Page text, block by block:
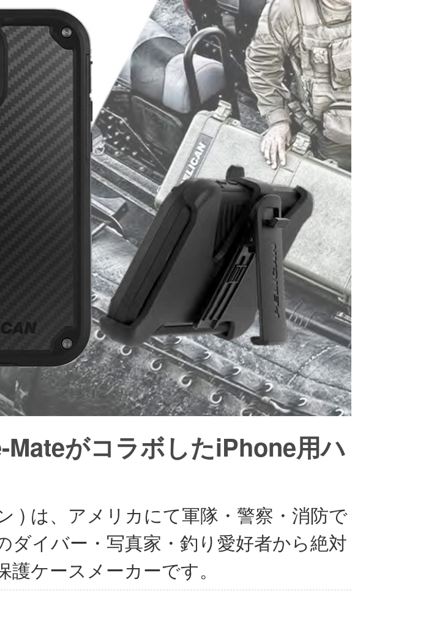
がコラボしたiPhone用ハ
) は、アメリカにて軍隊・警察・消防で
ダイバー・写真家・釣り愛好者から絶対
ケースメーカーです。